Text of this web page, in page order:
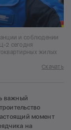
и соблюдении
2 сегодня
жилых
Скачать
важный
момент
на